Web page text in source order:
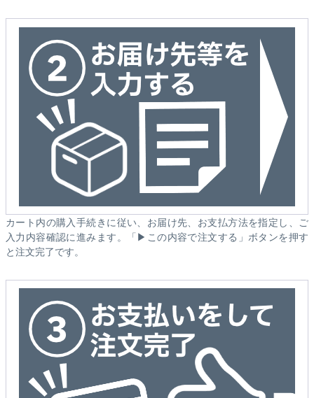
カート内の購入手続きに従い、お届け先、お支払方法を指定し、ご
入力内容確認に進みます。「▶この内容で注文する」ボタンを押す
と注文完了です。